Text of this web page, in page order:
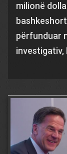
milionë
përfunduar
investigativ,